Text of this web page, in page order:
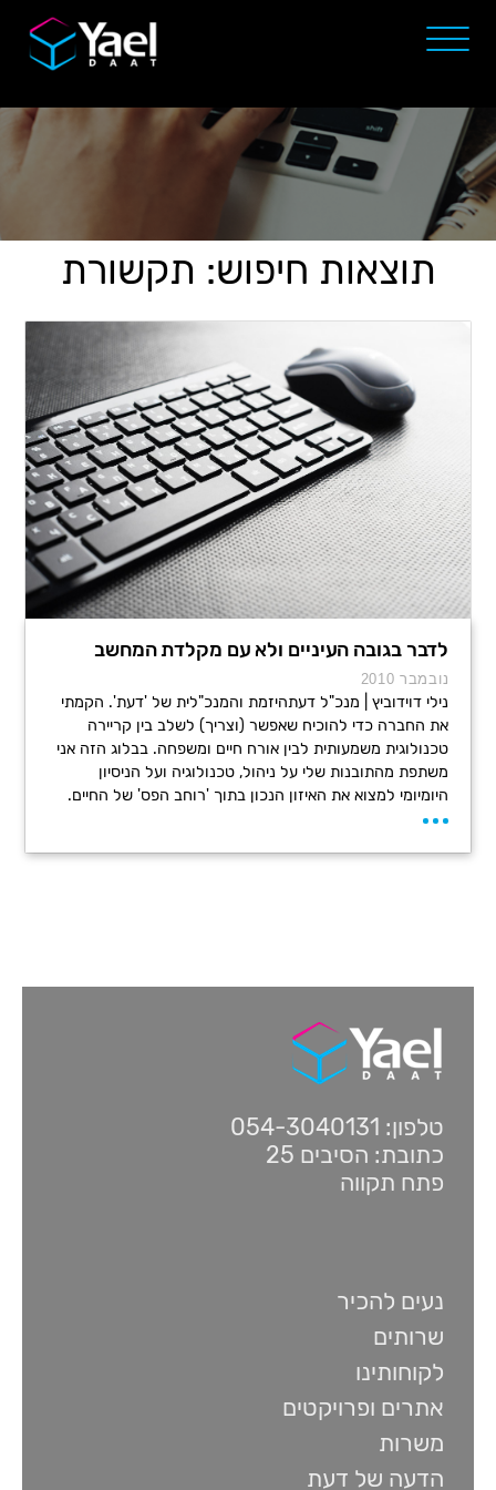
תוצאות חיפוש: תקשורת
לדבר בגובה העיניים ולא עם מקלדת המחשב
נובמבר 2010
נילי דוידוביץ | מנכ"ל דעתהיזמת והמנכ"לית של 'דעת'. הקמתי
את החברה כדי להוכיח שאפשר (וצריך) לשלב בין קריירה
טכנולוגית משמעותית לבין אורח חיים ומשפחה. בבלוג הזה אני
משתפת מהתובנות שלי על ניהול, טכנולוגיה ועל הניסיון
היומיומי למצוא את האיזון הנכון בתוך 'רוחב הפס' של החיים.
טלפון: 054-3040131
כתובת: הסיבים 25
פתח תקווה
נעים להכיר
שרותים
לקוחותינו
אתרים ופרויקטים
משרות
הדעה של דעת